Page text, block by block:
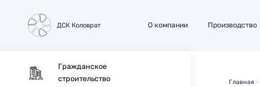
ДСК Коловрат О компании Производство
Гражданское
строительство
Главная